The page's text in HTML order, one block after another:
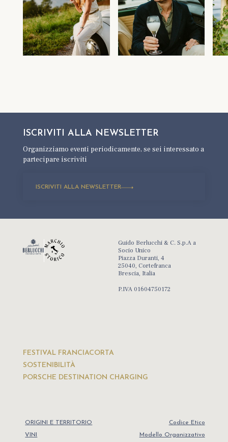
ISCRIVITI ALLA NEWSLETTER
Organizziamo eventi periodicamente,se sei interessato a
partecipare iscriviti
ISCRIVITI ALLA NEWSLETTER
Guido Berlucchi & C. S.p.A a
Socio Unico
Piazza Duranti, 4
25040, Cortefranca
Brescia, Italia
P.IVA 01604750172
FESTIVAL FRANCIACORTA
SOSTENIBILITÀ
PORSCHE DESTINATION CHARGING
ORIGINI E TERRITORIO
VINI
Codice Etico
Modello Organizzativo